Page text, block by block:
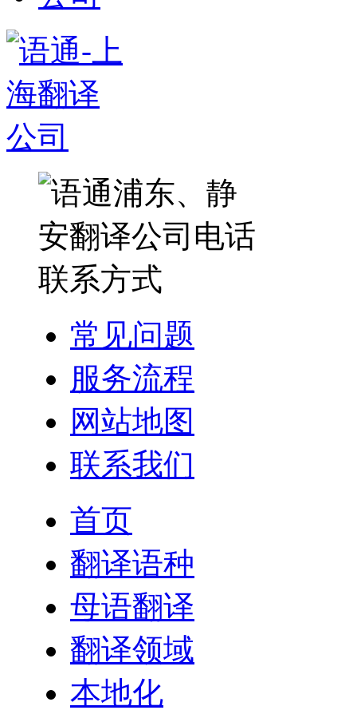
常见问题
服务流程
网站地图
联系我们
首页
翻译语种
母语翻译
翻译领域
本地化